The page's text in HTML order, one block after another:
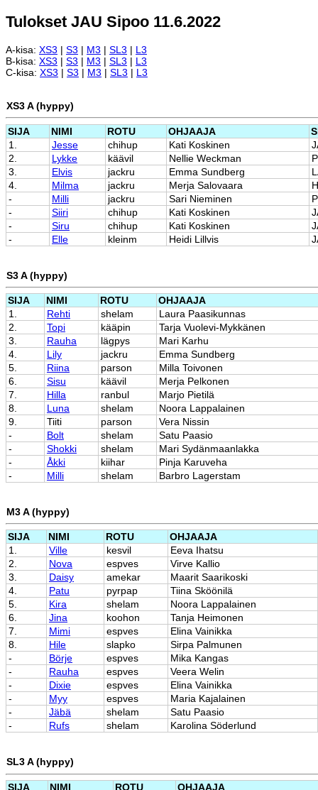
Tulokset JAU Sipoo 11.6.2022
A-kisa: XS3 | S3 | M3 | SL3 | L3
B-kisa: XS3 | S3 | M3 | SL3 | L3
C-kisa: XS3 | S3 | M3 | SL3 | L3
XS3 A (hyppy)
SIJA NIMI ROTU OHJAAJA
1.
Jesse chihup Kati Koskinen
2.
Lykke käävil Nellie Weckman
3.
Elvis jackru Emma Sundberg
4.
Milma jackru Merja Salovaara
-
Milli jackru Sari Nieminen
-
Siiri chihup Kati Koskinen
-
Siru chihup Kati Koskinen
-
Elle kleinm Heidi Lillvis
S3 A (hyppy)
SIJA NIMI ROTU
OHJAAJA
1.
Rehti shelam
Laura Paasikunnas
2.
Topi kääpin
Tarja Vuolevi-Mykkänen
3.
Rauha lägpys
Mari Karhu
4.
Lily jackru
Emma Sundberg
5.
Riina parson
Milla Toivonen
6.
Sisu käävil
Merja Pelkonen
7.
Hilla ranbul
Marjo Pietilä
8.
Luna shelam
Noora Lappalainen
9.
Tiiti parson
Vera Nissin
-
Bolt shelam
Satu Paasio
-
Shokki shelam
Mari Sydänmaanlakka
-
Åkki kiihar
Pinja Karuveha
-
Milli shelam Barbro Lagerstam
M3 A (hyppy)
SIJA NIMI ROTU
OHJAAJA
1.
Ville kesvil
Eeva Ihatsu
2.
Nova espves
Virve Kallio
3.
Daisy amekar
Maarit Saarikoski
4.
Patu pyrpap
Tiina Sköönilä
5.
Kira shelam
Noora Lappalainen
6.
Jina koohon
Tanja Heimonen
7.
Mimi espves
Elina Vainikka
8.
Hile slapko
Sirpa Palmunen
-
Börje espves
Mika Kangas
-
Rauha espves
Veera Welin
-
Dixie espves
Elina Vainikka
-
Myy espves
Maria Kajalainen
-
Jäbä shelam
Satu Paasio
-
Rufs shelam Karolina Söderlund
SL3 A (hyppy)
SIJA NIMI ROTU
OHJAAJA